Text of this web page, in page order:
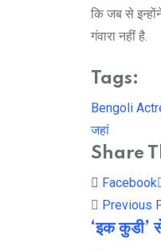
कि जब से
गंवारा नहीं है.
Tags:
Bengoli
जहां
Share
Facebook
Previous
‘इक कुडी’